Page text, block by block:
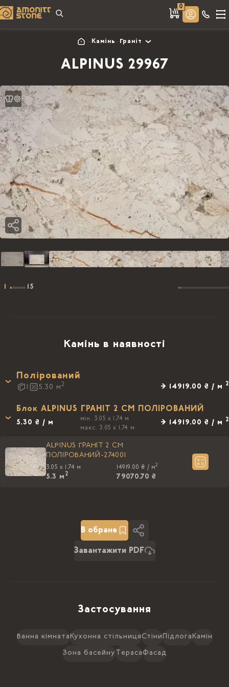
0
Камінь Граніт
ALPINUS 29967
1 15
Камінь в наявності
Полірований
5.30 м2 → 14919.00 ₴ / м 2
Блок ALPINUS ГРАНIТ 2 CM ПОЛIРОВАНИЙ
5.30 ₴ / м
мін. 3.05 x 1.74 м
макс. 3.05 x 1.74 м
→ 14919.00 ₴ / м 2
ALPINUS ГРАНIТ 2 CM
ПОЛIРОВАНИЙ-274001
3.05 x 1.74 м
5.3 м 2
14919.00 ₴ / м2
79070.70 ₴
В обране
Завантажити PDF
Застосування
Ванна кімната Кухонна стільниця Стіни Підлога Камін
Зона басейну Тераса Фасад